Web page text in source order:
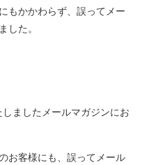
もかかわらず、誤ってメー
した。
ましたメールマガジンにお
お客様にも、誤ってメール